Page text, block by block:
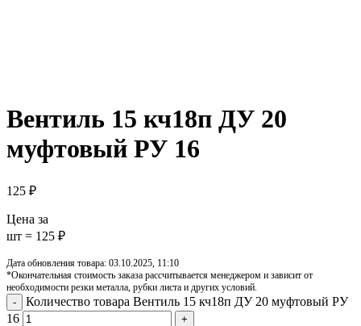
Вентиль 15 кч18п ДУ 20
муфтовый РУ 16
125 ₽
Цена за
шт = 125 ₽
Дата обновления товара: 03.10.2025, 11:10
*Окончательная стоимость заказа рассчитывается менеджером и зависит от
необходимости резки металла, рубки листа и других условий.
Количество товара Вентиль 15 кч18п ДУ 20 муфтовый РУ
16